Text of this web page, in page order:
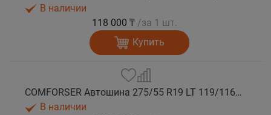
В наличии
118 000 ₸ /за 1 шт.
Купить
COMFORSER Автошина 275/55 R19 LT 119/116S CF1100 10PR RWL лето
В наличии